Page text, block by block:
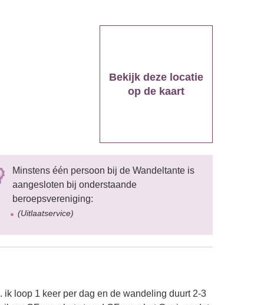
Bekijk deze locatie
op de kaart
Minstens één persoon bij de Wandeltante is
aangesloten bij onderstaande
beroepsvereniging:
(Uitlaatservice)
loop 1 keer per dag en de wandeling duurt 2-3